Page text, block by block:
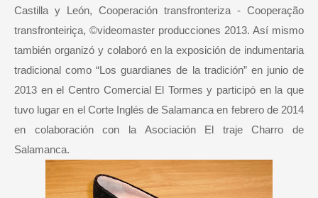
Castilla y León, Cooperación transfronteriza - Cooperação
transfronteiriça, ©videomaster producciones 2013. Así mismo
también organizó y colaboró en la exposición de indumentaria
tradicional como “Los guardianes de la tradición” en junio de
2013 en el Centro Comercial El Tormes y participó en la que
tuvo lugar en el Corte Inglés de Salamanca en febrero de 2014
en colaboración con la Asociación El traje Charro de
Salamanca.